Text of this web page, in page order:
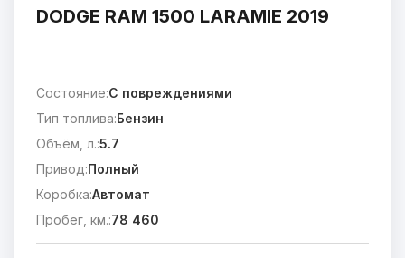
DODGE RAM 1500 LARAMIE 2019
Состояние:C повреждениями
Тип топлива:Бензин
Объём, л.:5.7
Привод:Полный
Коробка:Автомат
Пробег, км.:78 460